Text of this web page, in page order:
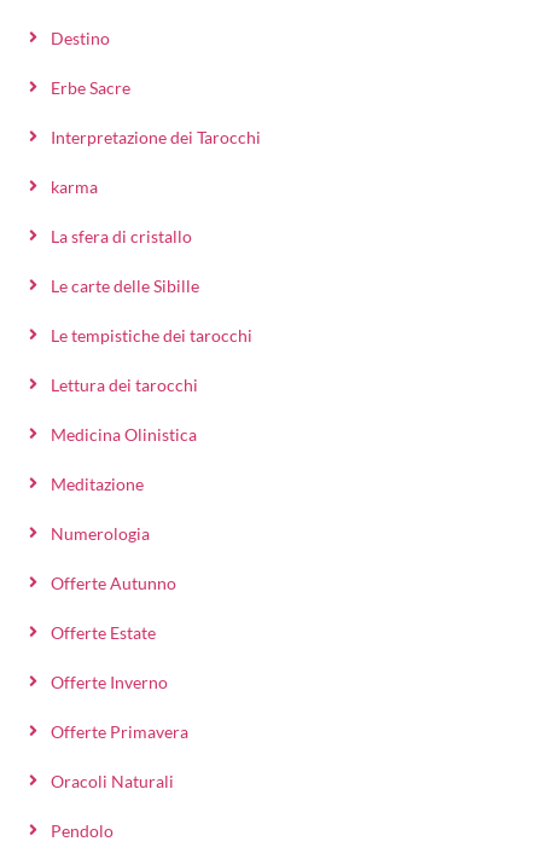
Destino
Erbe Sacre
Interpretazione dei Tarocchi
karma
La sfera di cristallo
Le carte delle Sibille
Le tempistiche dei tarocchi
Lettura dei tarocchi
Medicina Olinistica
Meditazione
Numerologia
Offerte Autunno
Offerte Estate
Offerte Inverno
Offerte Primavera
Oracoli Naturali
Pendolo